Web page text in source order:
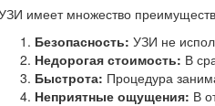
имеет множество
Безопасность: УЗИ не
Недорогая стоимость: В
Быстрота: Процедура
Неприятные ощущения: В